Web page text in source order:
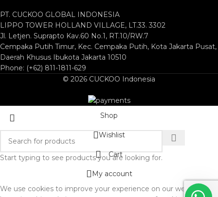
PT. CUCKOO GLOBAL INDONESIA
LIPPO TOWER HOLLAND VILLAGE, LT.33. 3302
Jl. Letjen. Suprapto Kav.60 No.1, RT.10/RW.7
Cempaka Putih Timur, Kec. Cempaka Putih, Kota Jakarta Pusat,
Daerah Khusus Ibukota Jakarta 10510
Phone: (+62) 811-1811-629
© 2026 CUCKOO Indonesia
Start typing to see products you are looking for.
Shop
Wishlist
Cart
My account
We use cookies to improve your experience on our website. By